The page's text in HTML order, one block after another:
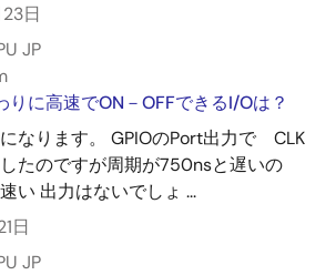
日
JP
りに高速でON－OFFできるI/Oは？
なります。 GPIOのPort出力で CLK
たのですが周期が750nsと遅いの
い 出力はないでしょ ...
日
JP